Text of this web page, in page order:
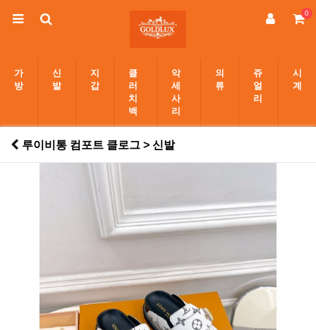
0
가
방
신
발
지
갑
클
러
치
백
악
세
사
리
의
류
쥬
얼
리
시
계
루이비통 컴포트 클로그 > 신발